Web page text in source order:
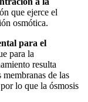
que ejerce el
osmótica.
para el
para la
resulta
de las
lo que la ósmosis